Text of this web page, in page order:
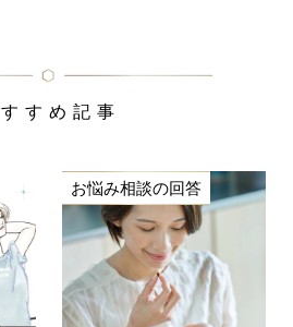
すめ記事
お悩み相談の回答